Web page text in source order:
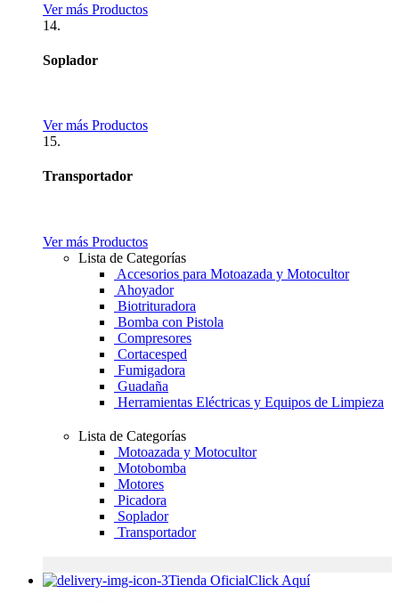
Ver más Productos
14.
Soplador
Ver más Productos
15.
Transportador
Ver más Productos
Lista de Categorías
Accesorios para Motoazada y Motocultor
Ahoyador
Biotrituradora
Bomba con Pistola
Compresores
Cortacesped
Fumigadora
Guadaña
Herramientas Eléctricas y Equipos de Limpieza
Lista de Categorías
Motoazada y Motocultor
Motobomba
Motores
Picadora
Soplador
Transportador
Tienda OficialClick Aquí